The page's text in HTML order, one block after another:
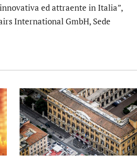
ed attraente in Italia”,
International GmbH, Sede